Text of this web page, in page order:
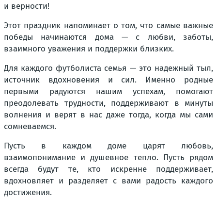
и верности!
Этот праздник напоминает о том, что самые важные
победы начинаются дома — с любви, заботы,
взаимного уважения и поддержки близких.
Для каждого футболиста семья — это надежный тыл,
источник вдохновения и сил. Именно родные
первыми радуются нашим успехам, помогают
преодолевать трудности, поддерживают в минуты
волнения и верят в нас даже тогда, когда мы сами
сомневаемся.
Пусть в каждом доме царят любовь,
взаимопонимание и душевное тепло. Пусть рядом
всегда будут те, кто искренне поддерживает,
вдохновляет и разделяет с вами радость каждого
достижения.